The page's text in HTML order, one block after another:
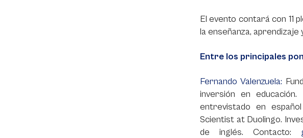
El evento contará con 11
la enseñanza,
Entre los principales
Fernando Valenzuela:
inversión en
entrevistado en
Scientist at Duolingo.
de inglés. Contacto: